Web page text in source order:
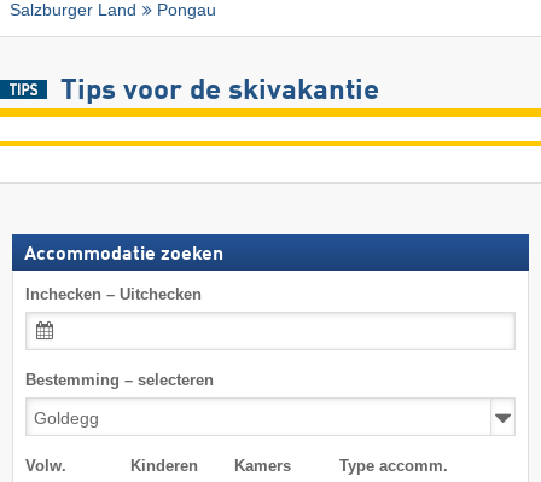
Salzburger Land
Pongau
Tips voor de skivakantie
Accommodatie zoeken
Inchecken – Uitchecken
Bestemming – selecteren
Volw. Kinderen Kamers Type accomm.